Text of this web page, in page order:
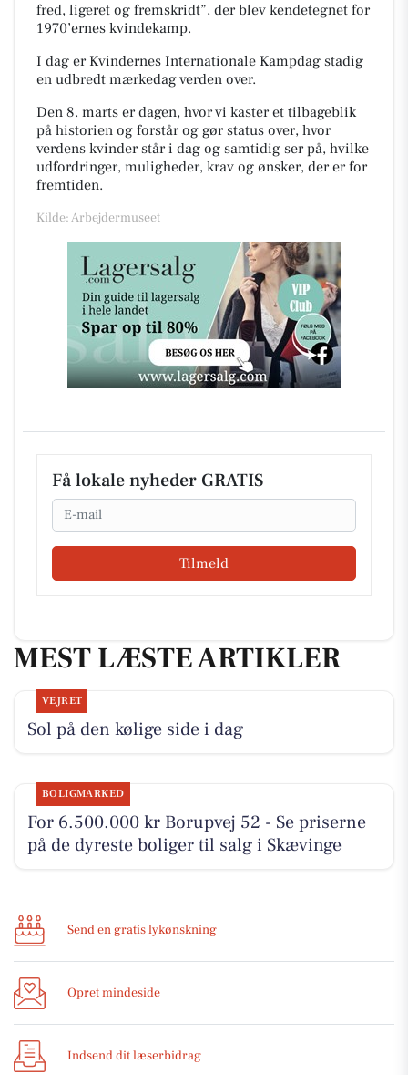
fred, ligeret og fremskridt”, der blev kendetegnet for
1970’ernes kvindekamp.
I dag er Kvindernes Internationale Kampdag stadig
en udbredt mærkedag verden over.
Den 8. marts er dagen, hvor vi kaster et tilbageblik
på historien og forstår og gør status over, hvor
verdens kvinder står i dag og samtidig ser på, hvilke
udfordringer, muligheder, krav og ønsker, der er for
fremtiden.
Kilde: Arbejdermuseet
Få lokale nyheder GRATIS
Email
Tilmeld
MEST LÆSTE ARTIKLER
VEJRET
Sol på den kølige side i dag
BOLIGMARKED
For 6.500.000 kr Borupvej 52 - Se priserne
på de dyreste boliger til salg i Skævinge
Send en gratis lykønskning
Opret mindeside
Indsend dit læserbidrag